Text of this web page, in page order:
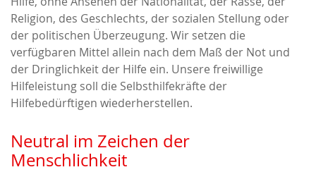
Religion, des Geschlechts, der sozialen Stellung oder
der politischen Überzeugung. Wir setzen die
verfügbaren Mittel allein nach dem Maß der Not und
der Dringlichkeit der Hilfe ein. Unsere freiwillige
Hilfeleistung soll die Selbsthilfekräfte der
Hilfebedürftigen wiederherstellen.
Neutral im Zeichen der
Menschlichkeit